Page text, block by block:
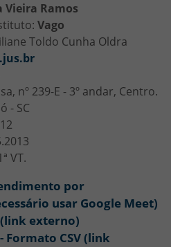
Vieira Ramos
Vago
Toldo Cunha Oldra
nº 239-E - 3º andar, Centro.
- SC
VT.
por
usar Google Meet)
(link externo)
Formato CSV (link